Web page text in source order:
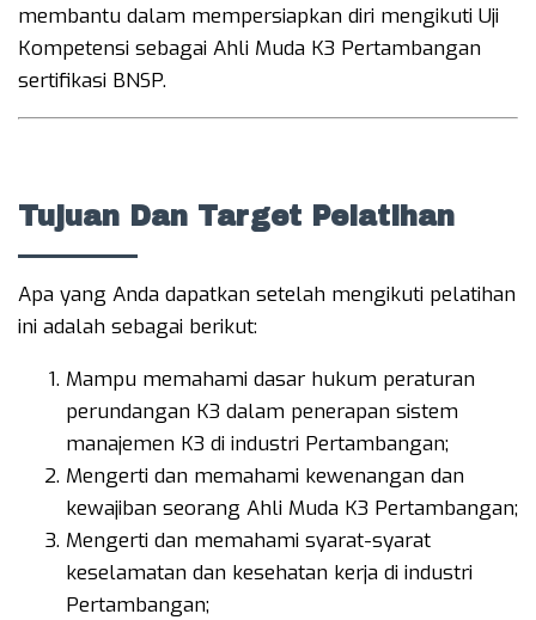
membantu dalam mempersiapkan diri mengikuti Uji
Kompetensi sebagai Ahli Muda K3 Pertambangan
sertifikasi BNSP.
Tujuan Dan Target Pelatihan
Apa yang Anda dapatkan setelah mengikuti pelatihan
ini adalah sebagai berikut:
Mampu memahami dasar hukum peraturan
perundangan K3 dalam penerapan sistem
manajemen K3 di industri Pertambangan;
Mengerti dan memahami kewenangan dan
kewajiban seorang Ahli Muda K3 Pertambangan;
Mengerti dan memahami syarat-syarat
keselamatan dan kesehatan kerja di industri
Pertambangan;